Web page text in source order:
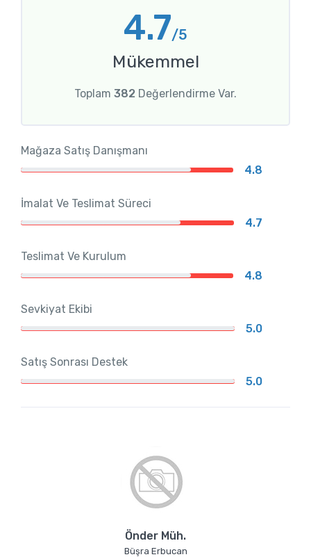
4.7/5
Mükemmel
Toplam 382 Değerlendirme Var.
Mağaza Satış Danışmanı
4.8
İmalat Ve Teslimat Süreci
4.7
Teslimat Ve Kurulum
4.8
Sevkiyat Ekibi
5.0
Satış Sonrası Destek
5.0
Önder Müh.
Büşra Erbucan